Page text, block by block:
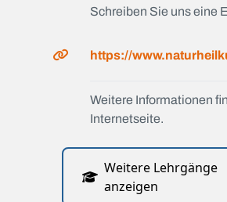
Schreiben Sie uns eine
https://
Weitere Informationen
Internetseite.
Weitere Lehrgänge
anzeigen